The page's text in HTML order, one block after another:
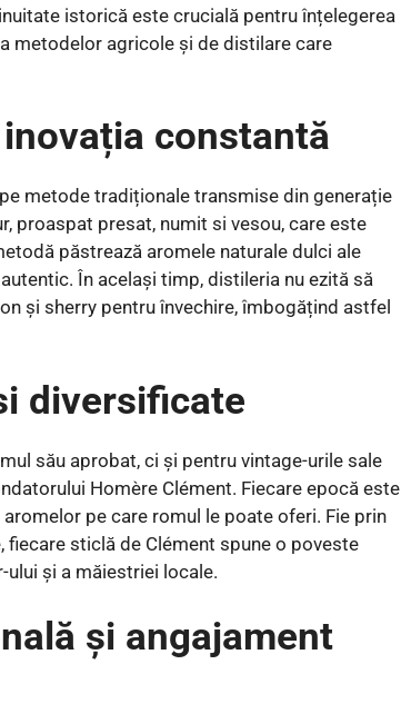
istorică este crucială pentru înțelegerea
metodelor agricole și de distilare care
constantă
metode tradiționale transmise din generație
proaspat presat, numit si vesou, care este
păstrează aromele naturale dulci ale
În același timp, distileria nu ezită să
și sherry pentru învechire, îmbogățind astfel
diversificate
său aprobat, ci și pentru vintage-urile sale
Homère Clément. Fiecare epocă este
pe care romul le poate oferi. Fie prin
sticlă de Clément spune o poveste
și a măiestriei locale.
și angajament